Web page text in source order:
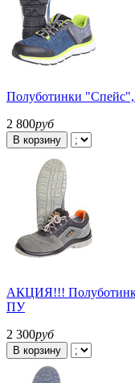
Полуботинки
2 800руб
В корзину
АКЦИЯ!!!
ПУ
2 300руб
В корзину